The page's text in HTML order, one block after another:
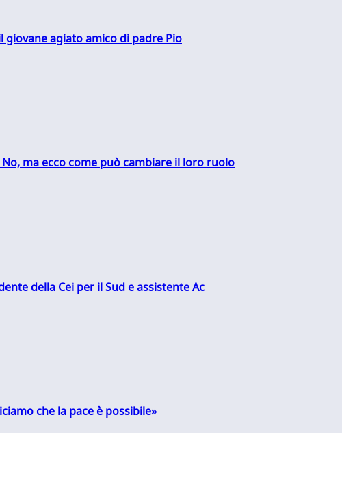
giovane agiato amico di padre Pio
ma ecco come può cambiare il loro ruolo
della Cei per il Sud e assistente Ac
che la pace è possibile»